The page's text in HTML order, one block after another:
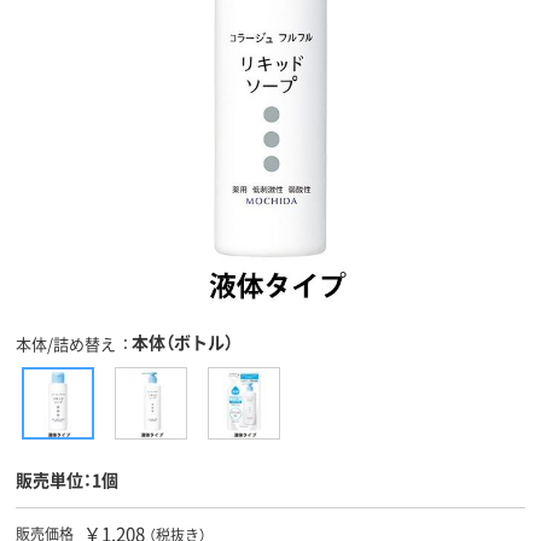
本体/詰め替え 本体（ボトル）
販売単位：1個
販売価格 ￥1,208 （税抜き）